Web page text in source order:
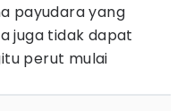
payudara yang
juga tidak dapat
perut mulai